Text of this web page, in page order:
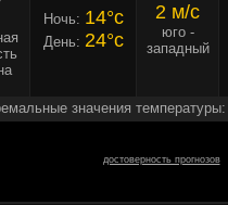
Ночь: 14°c
День: 24°c
2 м/c
юго -
западный
значения
достоверность прогнозов